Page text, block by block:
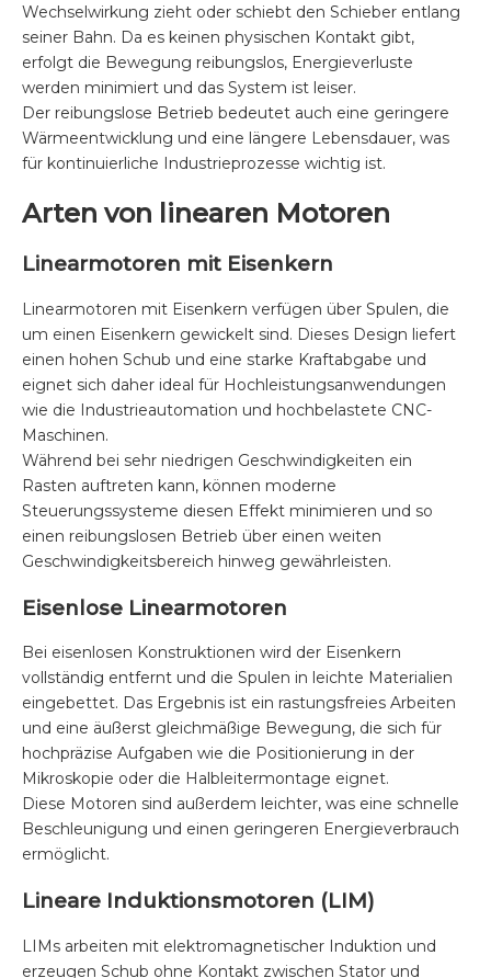
Wechselwirkung zieht oder schiebt den Schieber entlang
seiner Bahn. Da es keinen physischen Kontakt gibt,
erfolgt die Bewegung reibungslos, Energieverluste
werden minimiert und das System ist leiser.
Der reibungslose Betrieb bedeutet auch eine geringere
Wärmeentwicklung und eine längere Lebensdauer, was
für kontinuierliche Industrieprozesse wichtig ist.
Arten von linearen Motoren
Linearmotoren mit Eisenkern
Linearmotoren mit Eisenkern verfügen über Spulen, die
um einen Eisenkern gewickelt sind. Dieses Design liefert
einen hohen Schub und eine starke Kraftabgabe und
eignet sich daher ideal für Hochleistungsanwendungen
wie die Industrieautomation und hochbelastete CNC-
Maschinen.
Während bei sehr niedrigen Geschwindigkeiten ein
Rasten auftreten kann, können moderne
Steuerungssysteme diesen Effekt minimieren und so
einen reibungslosen Betrieb über einen weiten
Geschwindigkeitsbereich hinweg gewährleisten.
Eisenlose Linearmotoren
Bei eisenlosen Konstruktionen wird der Eisenkern
vollständig entfernt und die Spulen in leichte Materialien
eingebettet. Das Ergebnis ist ein rastungsfreies Arbeiten
und eine äußerst gleichmäßige Bewegung, die sich für
hochpräzise Aufgaben wie die Positionierung in der
Mikroskopie oder die Halbleitermontage eignet.
Diese Motoren sind außerdem leichter, was eine schnelle
Beschleunigung und einen geringeren Energieverbrauch
ermöglicht.
Lineare Induktionsmotoren (LIM)
LIMs arbeiten mit elektromagnetischer Induktion und
erzeugen Schub ohne Kontakt zwischen Stator und